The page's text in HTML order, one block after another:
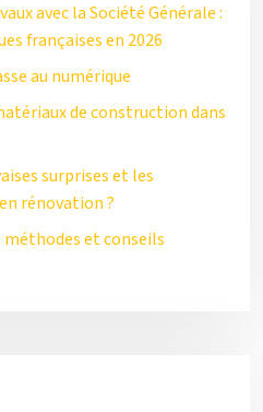
avec la Société Générale :
françaises en 2026
au numérique
de construction dans
surprises et les
rénovation ?
méthodes et conseils